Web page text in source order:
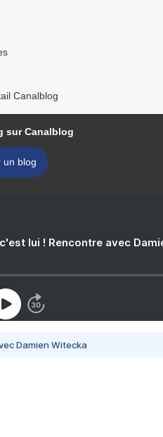
Canalblog
sur Canalblog
un blog
lui ! Rencontre avec
Damien Witecka